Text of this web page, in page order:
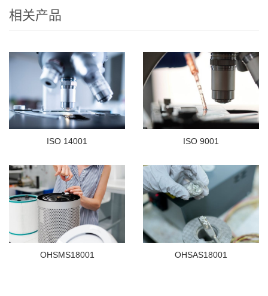
相关产品
ISO 14001 ISO 9001
OHSMS18001 OHSAS18001